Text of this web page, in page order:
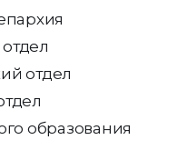
отдел
образования